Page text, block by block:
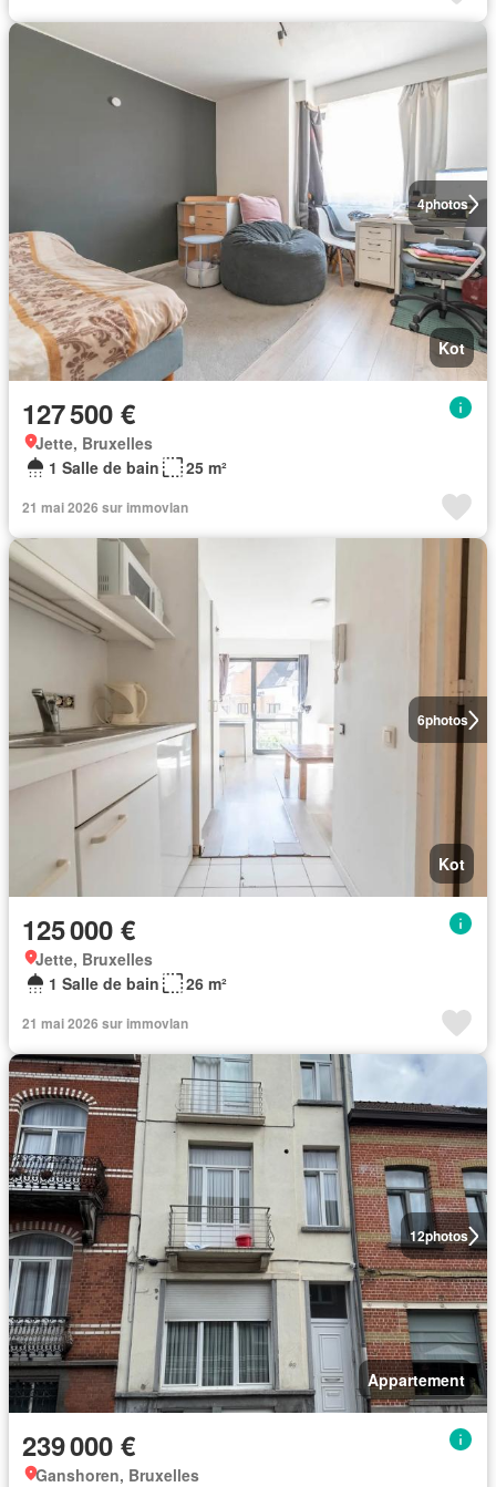
4photos
Kot
127 500 €
Jette, Bruxelles
1 Salle de bain
25 m²
21 mai 2026 sur immovlan
6photos
Kot
125 000 €
Jette, Bruxelles
1 Salle de bain
26 m²
21 mai 2026 sur immovlan
12photos
Appartement
239 000 €
Ganshoren, Bruxelles